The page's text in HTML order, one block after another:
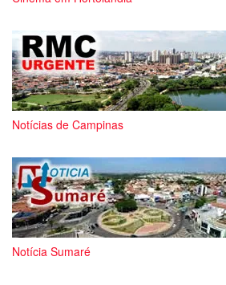
Notícias de Campinas
Notícia Sumaré